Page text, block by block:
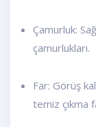
Çamurluk:
çamurlukları.
Far: Görüş
temiz çıkma